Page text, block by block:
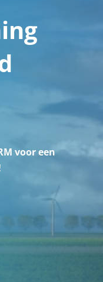
voor een